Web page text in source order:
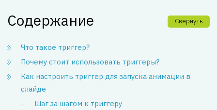
Содержание Свернуть
Что такое триггер?
Почему стоит использовать триггеры?
Как настроить триггер для запуска анимации в
слайде
Шаг за шагом к триггеру